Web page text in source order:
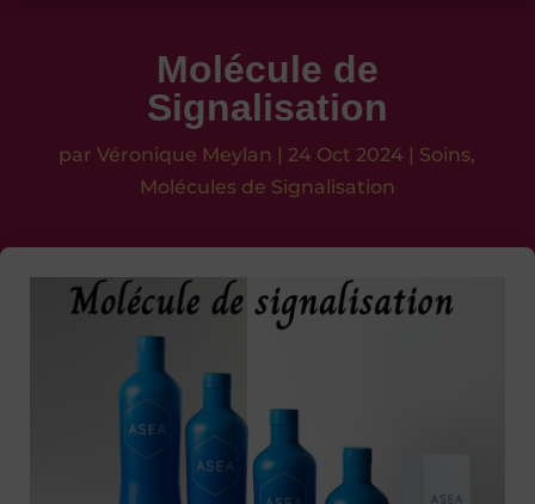
Molécule de
Signalisation
parVéronique Meylan |24 Oct 2024 | Soins,
Molécules de Signalisation